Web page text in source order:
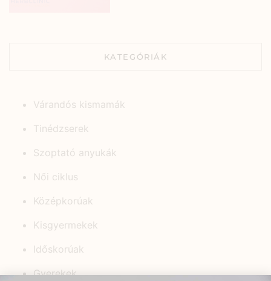
KATEGÓRIÁK
Várandós kismamák
Tinédzserek
Szoptató anyukák
Női ciklus
Középkorúak
Kisgyermekek
Időskorúak
Gyerekek